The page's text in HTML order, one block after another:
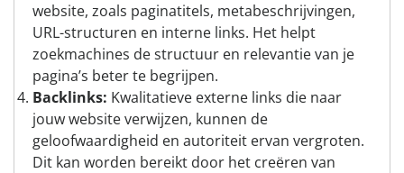
website, zoals paginatitels, metabeschrijvingen,
URL-structuren en interne links. Het helpt
zoekmachines de structuur en relevantie van je
pagina’s beter te begrijpen.
Backlinks: Kwalitatieve externe links die naar
jouw website verwijzen, kunnen de
geloofwaardigheid en autoriteit ervan vergroten.
Dit kan worden bereikt door het creëren van